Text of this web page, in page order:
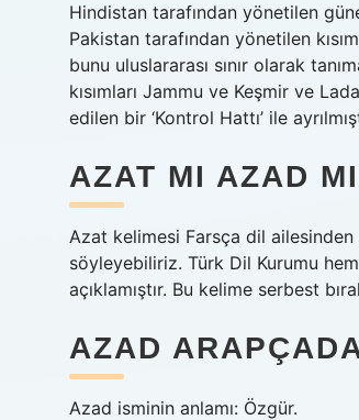
Hindistan tarafından yönetilen
Pakistan tarafından yönetilen
bunu uluslararası sınır olarak
kısımları Jammu ve Keşmir ve
edilen bir ‘Kontrol Hattı’ ile
AZAT MI AZAD
Azat kelimesi Farsça dil
söyleyebiliriz. Türk Dil Kurumu
açıklamıştır. Bu kelime serbest
AZAD
Azad isminin anlamı: Özgür.